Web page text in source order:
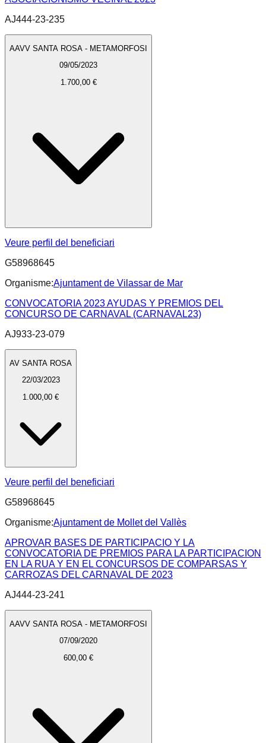
AJ444-23-235
AAVV SANTA ROSA - METAMORFOSI
09/05/2023
1.700,00 €
Veure perfil del beneficiari
G58968645
Organisme:Ajuntament de Vilassar de Mar
CONVOCATORIA 2023 AYUDAS Y PREMIOS DEL
CONCURSO DE CARNAVAL (CARNAVAL23)
AJ933-23-079
AV SANTA ROSA
22/03/2023
1.000,00 €
Veure perfil del beneficiari
G58968645
Organisme:Ajuntament de Mollet del Vallès
APROVAR BASES DE PARTICIPACIO Y LA
CONVOCATORIA DE PREMIOS PARA LA PARTICIPACION
EN LA RUA Y EN EL CONCURSOS DE COMPARSAS Y
CARROZAS DEL CARNAVAL DE 2023
AJ444-23-241
AAVV SANTA ROSA - METAMORFOSI
07/09/2020
600,00 €